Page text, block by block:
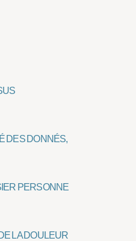
DONNÉS, PIRATAGE
PERSONNEL, DOSSIER
LA DOULEUR